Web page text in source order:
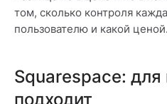
том, сколько контроля
пользователю и какой ценой.
Squarespace: для
подходит